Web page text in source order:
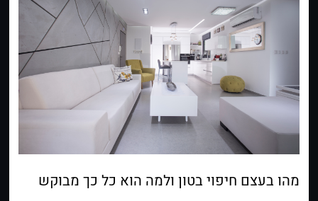
מהו בעצם חיפוי בטון ולמה הוא כל כך מבוקש